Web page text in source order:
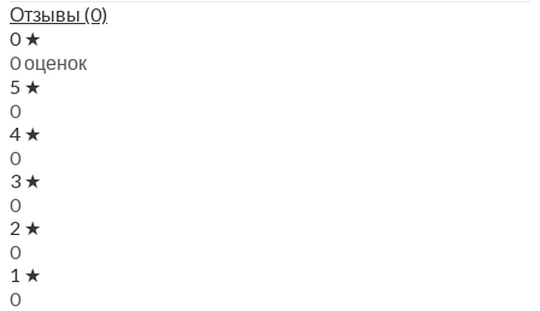
Отзывы (0)
0 ★
0 оценок
5 ★
0
4 ★
0
3 ★
0
2 ★
0
1 ★
0